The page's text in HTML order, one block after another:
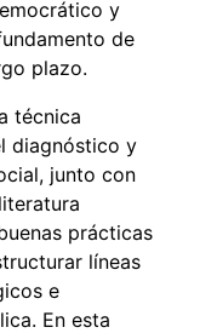
y
de
plazo.
técnica
diagnóstico y
junto con
prácticas
líneas
e
En esta